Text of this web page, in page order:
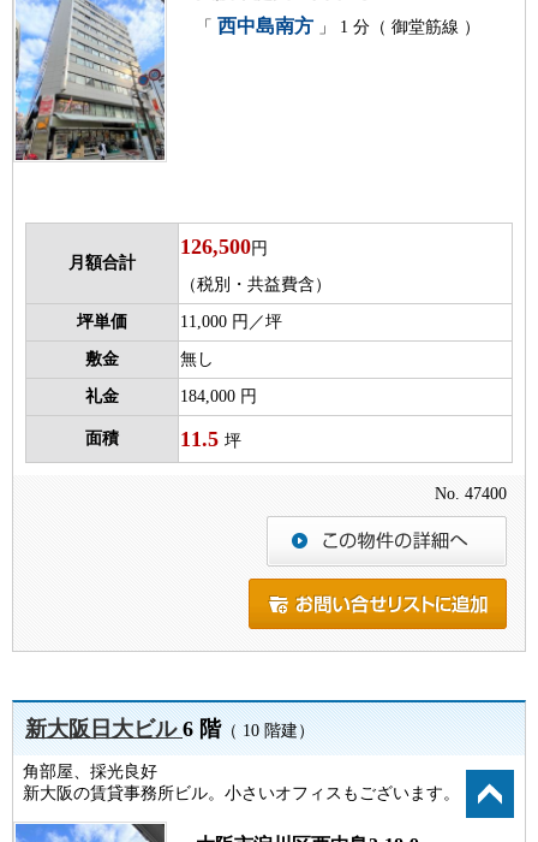
「 西中島南方 」 1 分（ 御堂筋線 ）
月額合計
126,500円
（税別・共益費含）
坪単価 11,000 円／坪
敷金 無し
礼金 184,000 円
面積 11.5 坪
No. 47400
新大阪日大ビル6 階（ 10 階建）
角部屋、採光良好
新大阪の賃貸事務所ビル。小さいオフィスもございます。